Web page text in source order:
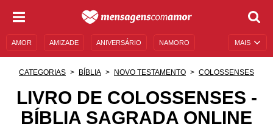
MAIS
AMOR AMIZADE ANIVERSÁRIO NAMORO
MENSAGENS E FRASES MENSAGENS DE ANIVERSÁRIO
CATEGORIAS BÍBLIA NOVO TESTAMENTO COLOSSENSES
LIVRO DE COLOSSENSES -
BÍBLIA SAGRADA ONLINE